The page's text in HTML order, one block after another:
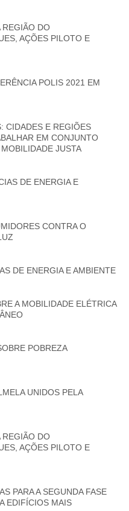
REGIÃO DO
AÇÕES PILOTO E
POLIS 2021 EM
CIDADES E REGIÕES
EM CONJUNTO
JUSTA
DE ENERGIA E
CONTRA O
DE ENERGIA E AMBIENTE
A MOBILIDADE ELÉTRICA
POBREZA
UNIDOS PELA
REGIÃO DO
AÇÕES PILOTO E
PARA A SEGUNDA FASE
EDIFÍCIOS MAIS